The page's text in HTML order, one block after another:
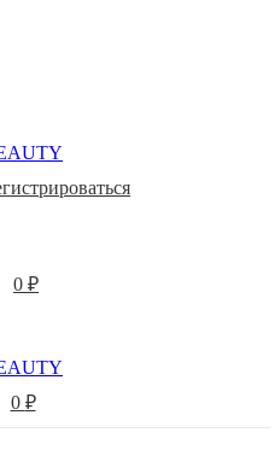
0 ₽
0 ₽